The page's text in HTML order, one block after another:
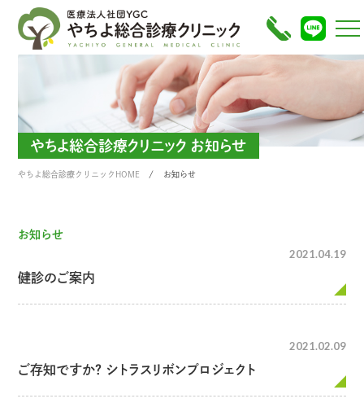
やちよ総合診療クリニック お知らせ
やちよ総合診療クリニックHOME お知らせ
お知らせ
2021.04.19
健診のご案内
2021.02.09
ご存知ですか？ シトラスリボンプロジェクト